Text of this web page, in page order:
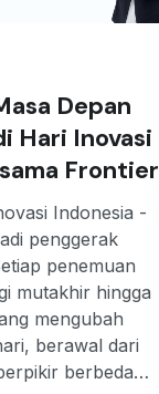
Depan
Hari Inovasi
Frontier
Indonesia -
penggerak
penemuan
mutakhir hingga
mengubah
berawal dari
berbeda…